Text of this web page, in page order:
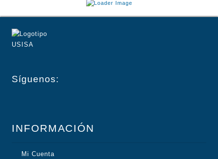
Síguenos:
INFORMACIÓN
Mi Cuenta